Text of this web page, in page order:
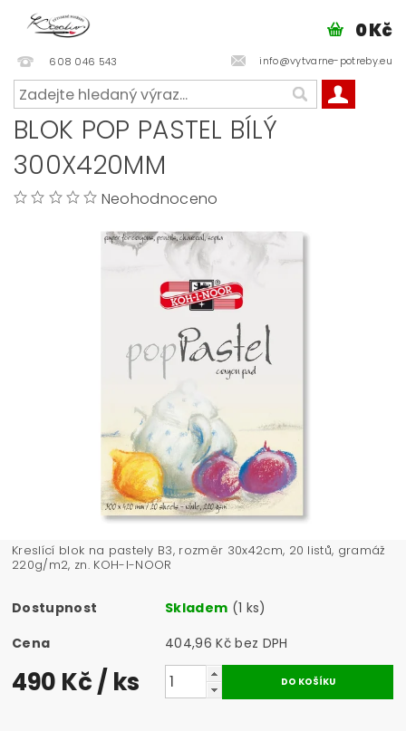
608 046 543 info@vytvarne-potreby.eu
0 Kč
BLOK POP PASTEL BÍLÝ
300X420MM
Neohodnoceno
Kreslící blok na pastely B3, rozměr 30x42cm, 20 listů, gramáž
220g/m2, zn. KOH-I-NOOR
Dostupnost Skladem (1 ks)
Cena
404,96 Kč bez DPH
490 Kč/ ks